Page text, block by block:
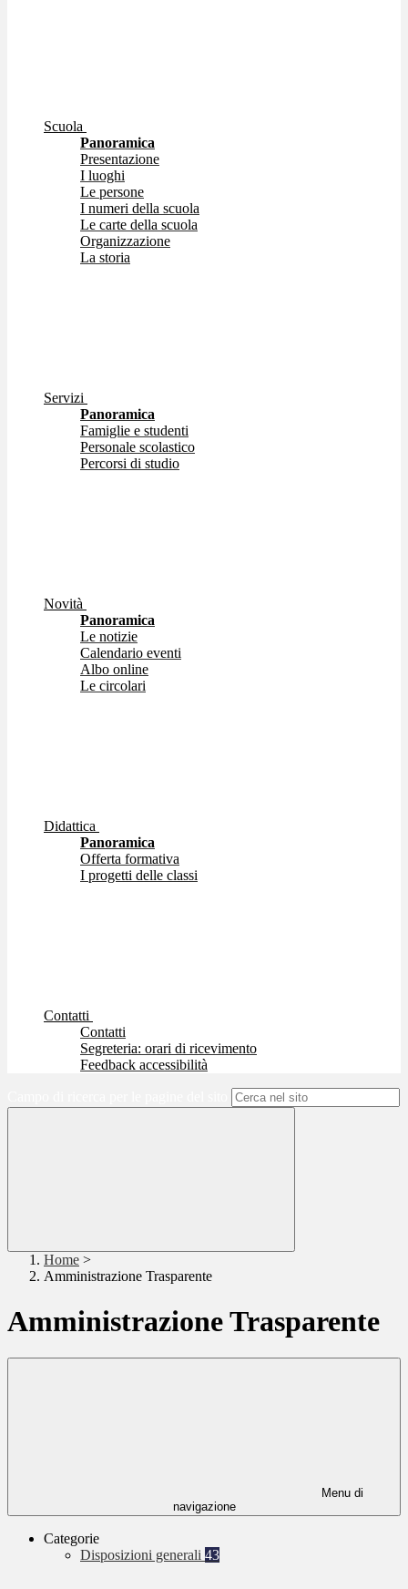
Scuola
Panoramica
Presentazione
I luoghi
Le persone
I numeri della scuola
Le carte della scuola
Organizzazione
La storia
Servizi
Panoramica
Famiglie e studenti
Personale scolastico
Percorsi di studio
Novità
Panoramica
Le notizie
Calendario eventi
Albo online
Le circolari
Didattica
Panoramica
Offerta formativa
I progetti delle classi
Contatti
Contatti
Segreteria: orari di ricevimento
Feedback accessibilità
Home >
Amministrazione Trasparente
Amministrazione Trasparente
Menu di
navigazione
Categorie
Disposizioni generali 43